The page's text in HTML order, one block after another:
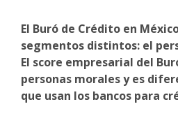
El Buró de Crédito en
segmentos distintos: el
El score empresarial del
personas morales y es
que usan los bancos para